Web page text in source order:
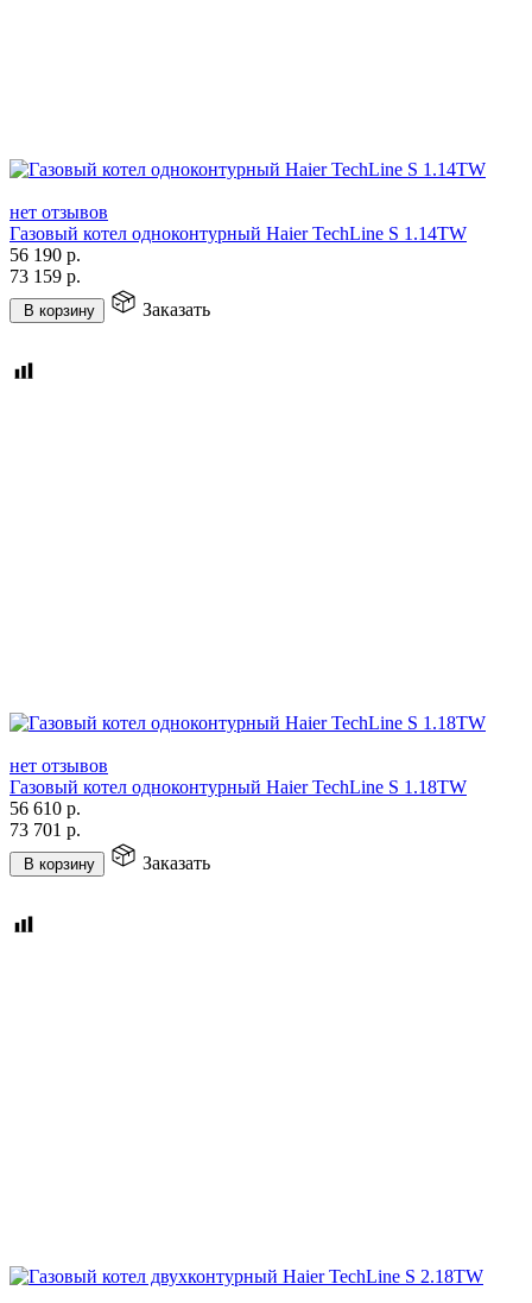
нет отзывов
Газовый котел одноконтурный Haier TechLine S 1.14TW
56 190 р.
73 159 р.
В корзину Заказать
нет отзывов
Газовый котел одноконтурный Haier TechLine S 1.18TW
56 610 р.
73 701 р.
В корзину Заказать